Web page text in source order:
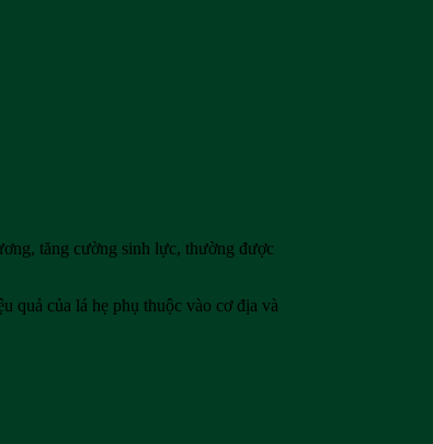
tăng cường sinh lực, thường được
quả của lá hẹ phụ thuộc vào cơ địa và